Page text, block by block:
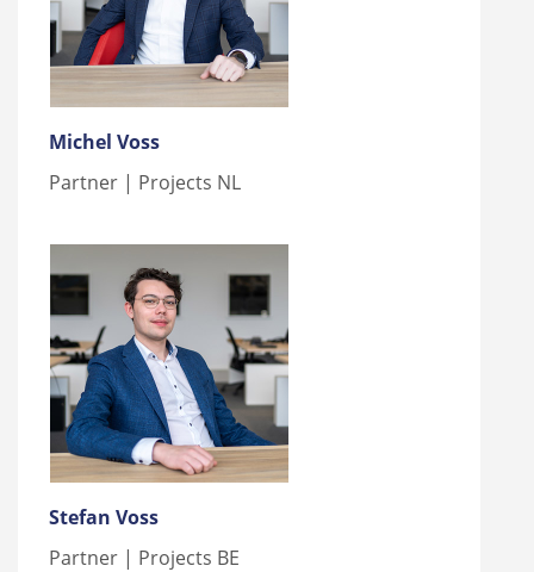
Michel Voss
Partner | Projects NL
Stefan Voss
Partner | Projects BE